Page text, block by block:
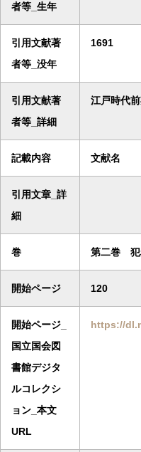
者等_生年
引用文献著
者等_没年
1691
引用文献著
者等_詳細
江戸時代
記載内容 文献名
引用文章_詳
細
巻 第二巻 犯
開始ページ 120
開始ページ_
国立国会図
書館デジタ
ルコレクシ
ョン_本文
URL
https://